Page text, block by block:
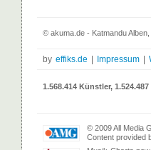
© akuma.de - Katmandu
by effiks.de Impressum
1.568.414 Künstler,
© 2009 All Media
Content provided